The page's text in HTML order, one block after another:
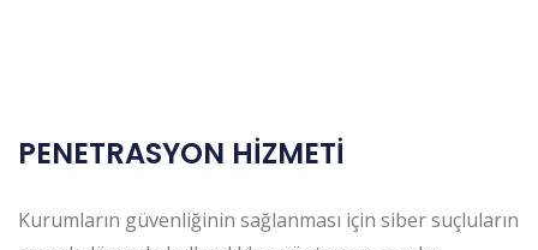
PENETRASYON HİZMETİ
Kurumların güvenliğinin sağlanması için siber suçluların